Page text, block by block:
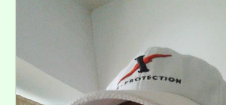
《TA101》溝通分析基
程，歡迎學生輔導中心
心理、諮商輔導、社會
系所師生報名參加。